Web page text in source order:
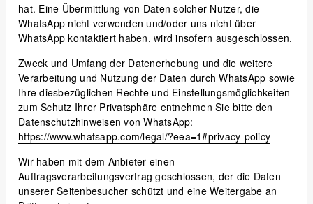
hat. Eine Übermittlung von Daten solcher Nutzer, die
WhatsApp nicht verwenden und/oder uns nicht über
WhatsApp kontaktiert haben, wird insofern ausgeschlossen.
Zweck und Umfang der Datenerhebung und die weitere
Verarbeitung und Nutzung der Daten durch WhatsApp sowie
Ihre diesbezüglichen Rechte und Einstellungsmöglichkeiten
zum Schutz Ihrer Privatsphäre entnehmen Sie bitte den
Datenschutzhinweisen von WhatsApp:
https://www.whatsapp.com/legal/?eea=1#privacy-policy
Wir haben mit dem Anbieter einen
Auftragsverarbeitungsvertrag geschlossen, der die Daten
unserer Seitenbesucher schützt und eine Weitergabe an